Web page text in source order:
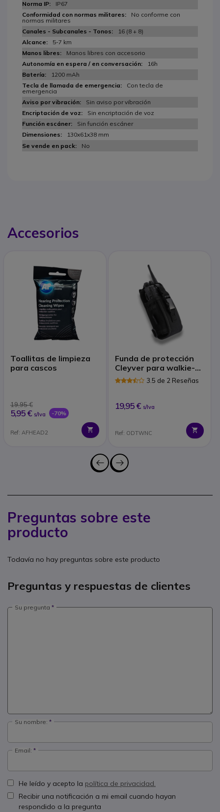
IP67
No conforme con
normas militares
16 (8 + 8)
5-7 km
Manos libres con accesorio
16h
1200 mAh
Con tecla de
emergencia
Sin aviso por vibración
Sin encriptación de voz
Sin función escáner
130x61x38 mm
No
Accesorios
Toallitas de limpieza
para cascos
19,95 €
5,95 € s/Iva -70%
Ref: AFHEAD2
Funda de protección
Cleyver para walkie-
talkies
3.5 de 2 Reseñas
19,95 € s/Iva
Ref: ODTWNC
Preguntas sobre este
producto
Todavía no hay preguntas sobre este producto
Preguntas y respuestas de clientes
Su pregunta
Su nombre:
Email:
He leído y acepto la política de privacidad.
Recibir una notificación a mi email cuando hayan
respondido a la pregunta